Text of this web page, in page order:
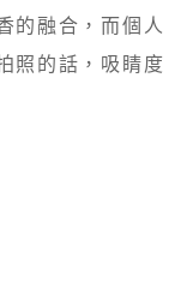
的融合，而個人
照的話，吸睛度